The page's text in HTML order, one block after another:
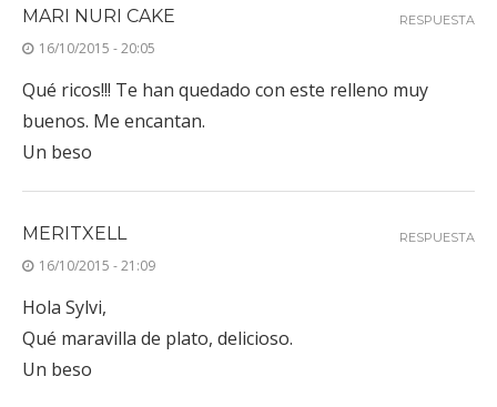
MARI NURI CAKE
16/10/2015 - 20:05
Qué ricos!!! Te han quedado con este relleno muy
buenos. Me encantan.
Un beso
RESPUESTA
MERITXELL
16/10/2015 - 21:09
Hola Sylvi,
Qué maravilla de plato, delicioso.
Un beso
RESPUESTA